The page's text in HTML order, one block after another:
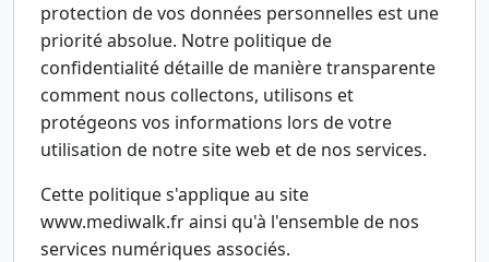
protection de vos données personnelles est une
priorité absolue. Notre politique de
confidentialité détaille de manière transparente
comment nous collectons, utilisons et
protégeons vos informations lors de votre
utilisation de notre site web et de nos services.
Cette politique s'applique au site
www.mediwalk.fr ainsi qu'à l'ensemble de nos
services numériques associés.